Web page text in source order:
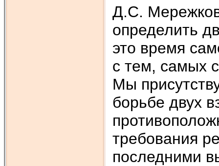
Д.С.
определить
это время
с тем, самых
Мы
борьбе двух
требования
последними